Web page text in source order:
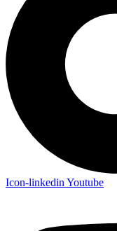
Icon-linkedinYoutube